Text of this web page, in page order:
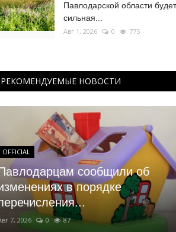
Павлодарской области будет
сильная...
Авг 1, 2026 0 775
РЕКОМЕНДУЕМЫЕ НОВОСТИ
OFFICIAL
сообщили об
в порядке
7, 2026 0 87